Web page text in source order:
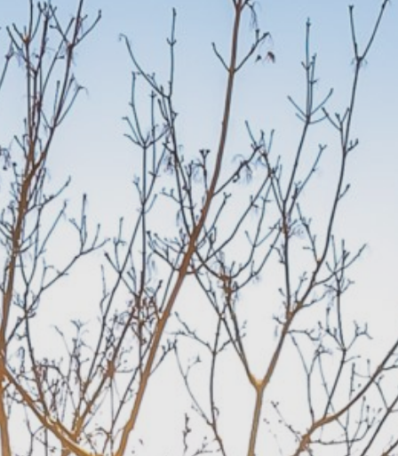
Franchise
Om oss
Vårt team
Jobba med oss